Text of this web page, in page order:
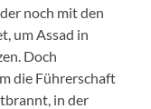
noch mit den
um Assad in
Doch
die Führerschaft
in der